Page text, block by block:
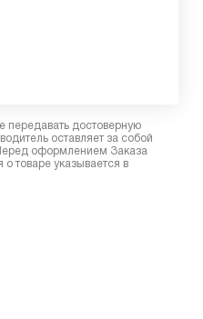
передавать достоверную
оставляет за собой
оформлением Заказа
товаре указывается в